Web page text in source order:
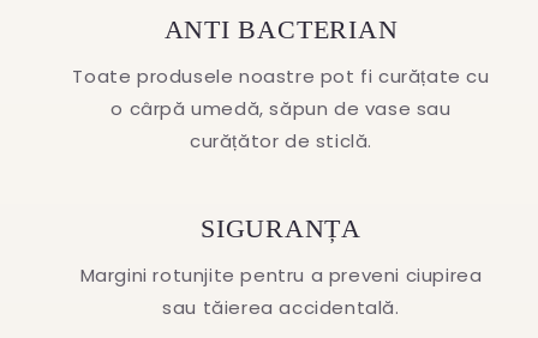
ANTI BACTERIAN
Toate produsele noastre pot fi curățate cu
o cârpă umedă, săpun de vase sau
curățător de sticlă.
SIGURANȚA
Margini rotunjite pentru a preveni ciupirea
sau tăierea accidentală.